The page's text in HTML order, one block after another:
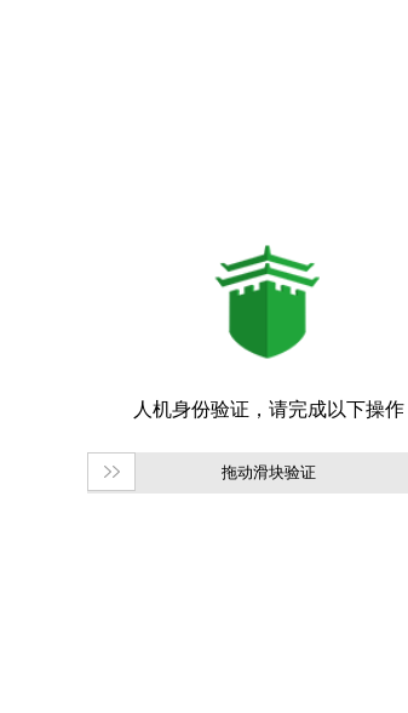
拖动滑块验证